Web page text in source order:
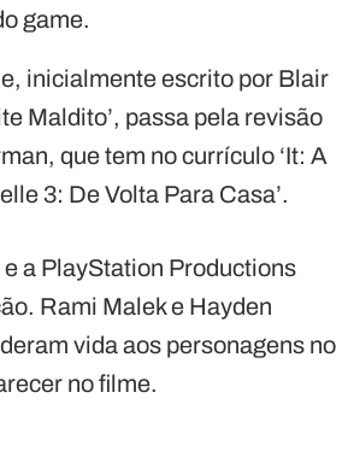
game.
inicialmente escrito por Blair
Maldito’, passa pela revisão
que tem no currículo ‘It: A
3: De Volta Para Casa’.
a PlayStation Productions
Rami Malek e Hayden
vida aos personagens no
no filme.